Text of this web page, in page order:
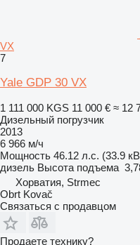
VX
7
Yale GDP 30 VX
1 111 000 KGS 11 000 € ≈ 12
Дизельный погрузчик
2013
6 966 м/ч
Мощность 46.12 л.с. (33.9
дизель Высота подъема
Хорватия, Strmec
Obrt Kovač
Связаться с продавцом
Продаете технику?